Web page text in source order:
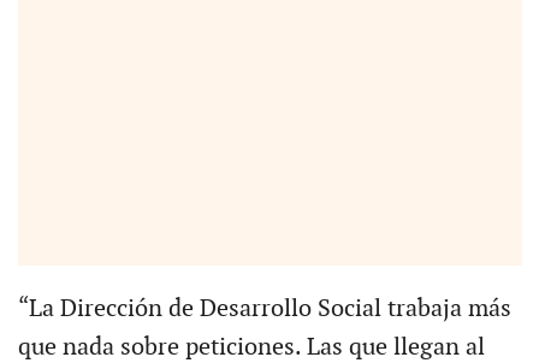
“La Dirección de Desarrollo Social trabaja más
que nada sobre peticiones. Las que llegan al